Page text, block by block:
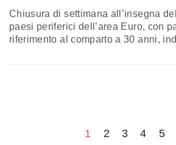
Chiusura di settimana all’insegna
paesi periferici dell’area Euro, con
riferimento al comparto a 30 anni,
1 2 3 4 5